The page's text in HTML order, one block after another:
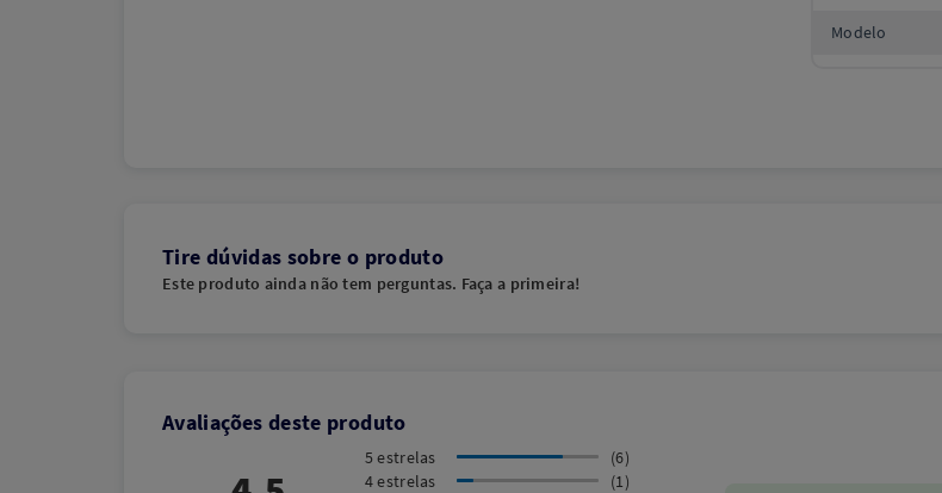
Modelo
Tire dúvidas sobre o produto
Este produto ainda não tem perguntas. Faça a primeira!
Avaliações deste produto
5 estrelas
(6)
4 estrelas
(1)